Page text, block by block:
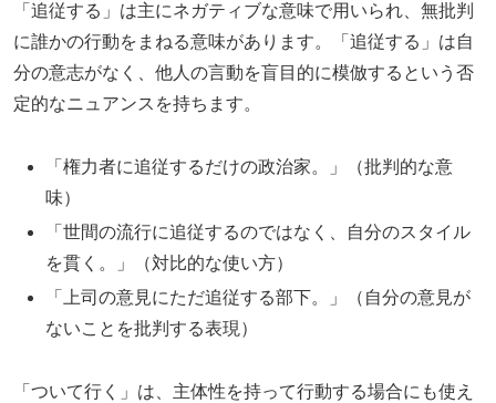
「追従する」は主にネガティブな意味で用いられ、無批判
に誰かの行動をまねる意味があります。「追従する」は自
分の意志がなく、他人の言動を盲目的に模倣するという否
定的なニュアンスを持ちます。
「権力者に追従するだけの政治家。」（批判的な意
味）
「世間の流行に追従するのではなく、自分のスタイル
を貫く。」（対比的な使い方）
「上司の意見にただ追従する部下。」（自分の意見が
ないことを批判する表現）
「ついて行く」は、主体性を持って行動する場合にも使え